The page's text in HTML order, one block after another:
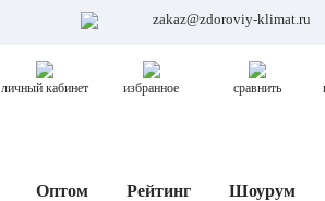
zakaz@zdoroviy-klimat.ru
личный кабинет избранное сравнить
Оптом Рейтинг Шоурум